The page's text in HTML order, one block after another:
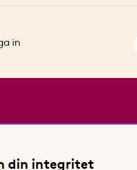
in
din integritet